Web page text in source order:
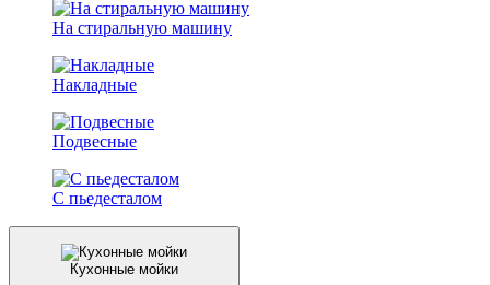
На стиральную машину
Накладные
Подвесные
С пьедесталом
Кухонные мойки